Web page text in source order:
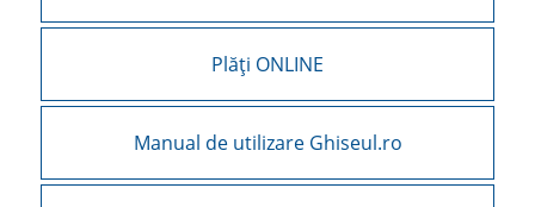
Plăți ONLINE
Manual de utilizare Ghiseul.ro